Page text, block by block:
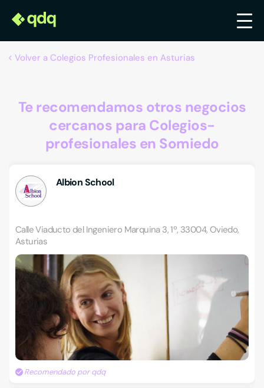
Volver a Colegios Profesionales en Asturias
Te recomendamos otros negocios
cercanos para Colegios-
profesionales en Somiedo
Albion School
Calle Viaducto del Ingeniero Marquina 3, 1º, 33004, Oviedo,
Asturias
Recomendado por qdq